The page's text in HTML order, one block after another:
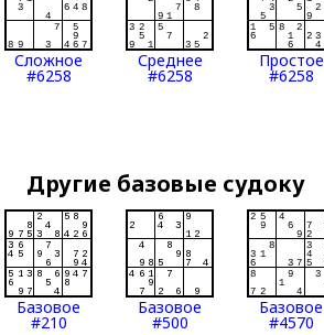
Сложное
#6258
Среднее
#6258
Простое
#6258
Другие базовые судоку
Базовое
#210
Базовое
#500
Базовое
#4570